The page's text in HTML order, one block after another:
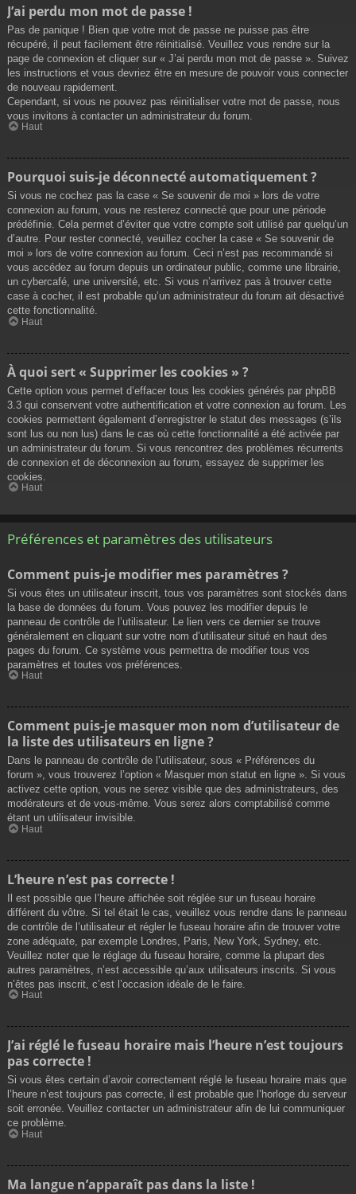
J’ai perdu mon mot de passe !
Pas de panique ! Bien que votre mot de passe ne puisse pas être
récupéré, il peut facilement être réinitialisé. Veuillez vous rendre sur la
page de connexion et cliquer sur « J’ai perdu mon mot de passe ». Suivez
les instructions et vous devriez être en mesure de pouvoir vous connecter
de nouveau rapidement.
Cependant, si vous ne pouvez pas réinitialiser votre mot de passe, nous
vous invitons à contacter un administrateur du forum.
Haut
Pourquoi suis-je déconnecté automatiquement ?
Si vous ne cochez pas la case « Se souvenir de moi » lors de votre
connexion au forum, vous ne resterez connecté que pour une période
prédéfinie. Cela permet d’éviter que votre compte soit utilisé par quelqu’un
d’autre. Pour rester connecté, veuillez cocher la case « Se souvenir de
moi » lors de votre connexion au forum. Ceci n’est pas recommandé si
vous accédez au forum depuis un ordinateur public, comme une librairie,
un cybercafé, une université, etc. Si vous n’arrivez pas à trouver cette
case à cocher, il est probable qu’un administrateur du forum ait désactivé
cette fonctionnalité.
Haut
À quoi sert « Supprimer les cookies » ?
Cette option vous permet d’effacer tous les cookies générés par phpBB
3.3 qui conservent votre authentification et votre connexion au forum. Les
cookies permettent également d’enregistrer le statut des messages (s’ils
sont lus ou non lus) dans le cas où cette fonctionnalité a été activée par
un administrateur du forum. Si vous rencontrez des problèmes récurrents
de connexion et de déconnexion au forum, essayez de supprimer les
cookies.
Haut
Préférences et paramètres des utilisateurs
Comment puis-je modifier mes paramètres ?
Si vous êtes un utilisateur inscrit, tous vos paramètres sont stockés dans
la base de données du forum. Vous pouvez les modifier depuis le
panneau de contrôle de l’utilisateur. Le lien vers ce dernier se trouve
généralement en cliquant sur votre nom d’utilisateur situé en haut des
pages du forum. Ce système vous permettra de modifier tous vos
paramètres et toutes vos préférences.
Haut
Comment puis-je masquer mon nom d’utilisateur de
la liste des utilisateurs en ligne ?
Dans le panneau de contrôle de l’utilisateur, sous « Préférences du
forum », vous trouverez l’option « Masquer mon statut en ligne ». Si vous
activez cette option, vous ne serez visible que des administrateurs, des
modérateurs et de vous-même. Vous serez alors comptabilisé comme
étant un utilisateur invisible.
Haut
L’heure n’est pas correcte !
Il est possible que l’heure affichée soit réglée sur un fuseau horaire
différent du vôtre. Si tel était le cas, veuillez vous rendre dans le panneau
de contrôle de l’utilisateur et régler le fuseau horaire afin de trouver votre
zone adéquate, par exemple Londres, Paris, New York, Sydney, etc.
Veuillez noter que le réglage du fuseau horaire, comme la plupart des
autres paramètres, n’est accessible qu’aux utilisateurs inscrits. Si vous
n’êtes pas inscrit, c’est l’occasion idéale de le faire.
Haut
J’ai réglé le fuseau horaire mais l’heure n’est toujours
pas correcte !
Si vous êtes certain d’avoir correctement réglé le fuseau horaire mais que
l’heure n’est toujours pas correcte, il est probable que l’horloge du serveur
soit erronée. Veuillez contacter un administrateur afin de lui communiquer
ce problème.
Haut
Ma langue n’apparaît pas dans la liste !